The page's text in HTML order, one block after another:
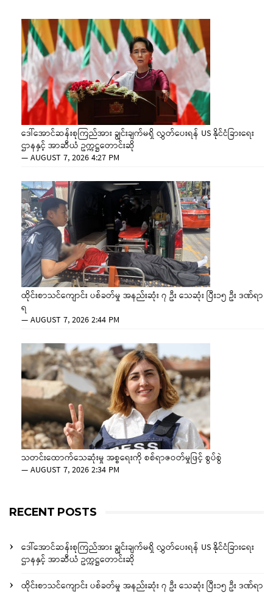
ဒေါ်အောင်ဆန်းစုကြည်အား ချွင်းချက်မရှိ လွှတ်ပေးရန် US နိုင်ငံခြားရေး
ဌာနနှင့် အာဆီယံ ဥက္ကဋ္ဌတောင်းဆို
—AUGUST 7, 2026 4:27 PM
ထိုင်းစာသင်ကျောင်း ပစ်ခတ်မှု အနည်းဆုံး ၇ ဦး သေဆုံး ပြီး၁၅ ဦး ဒဏ်ရာ
ရ
—AUGUST 7, 2026 2:44 PM
သတင်းထောက်သေဆုံးမှု အစ္စရေးကို စစ်ရာဇဝတ်မှုဖြင့် စွပ်စွဲ
—AUGUST 7, 2026 2:34 PM
RECENT POSTS
ဒေါ်အောင်ဆန်းစုကြည်အား ချွင်းချက်မရှိ လွှတ်ပေးရန် US နိုင်ငံခြားရေး
ဌာနနှင့် အာဆီယံ ဥက္ကဋ္ဌတောင်းဆို
ထိုင်းစာသင်ကျောင်း ပစ်ခတ်မှု အနည်းဆုံး ၇ ဦး သေဆုံး ပြီး၁၅ ဦး ဒဏ်ရာ